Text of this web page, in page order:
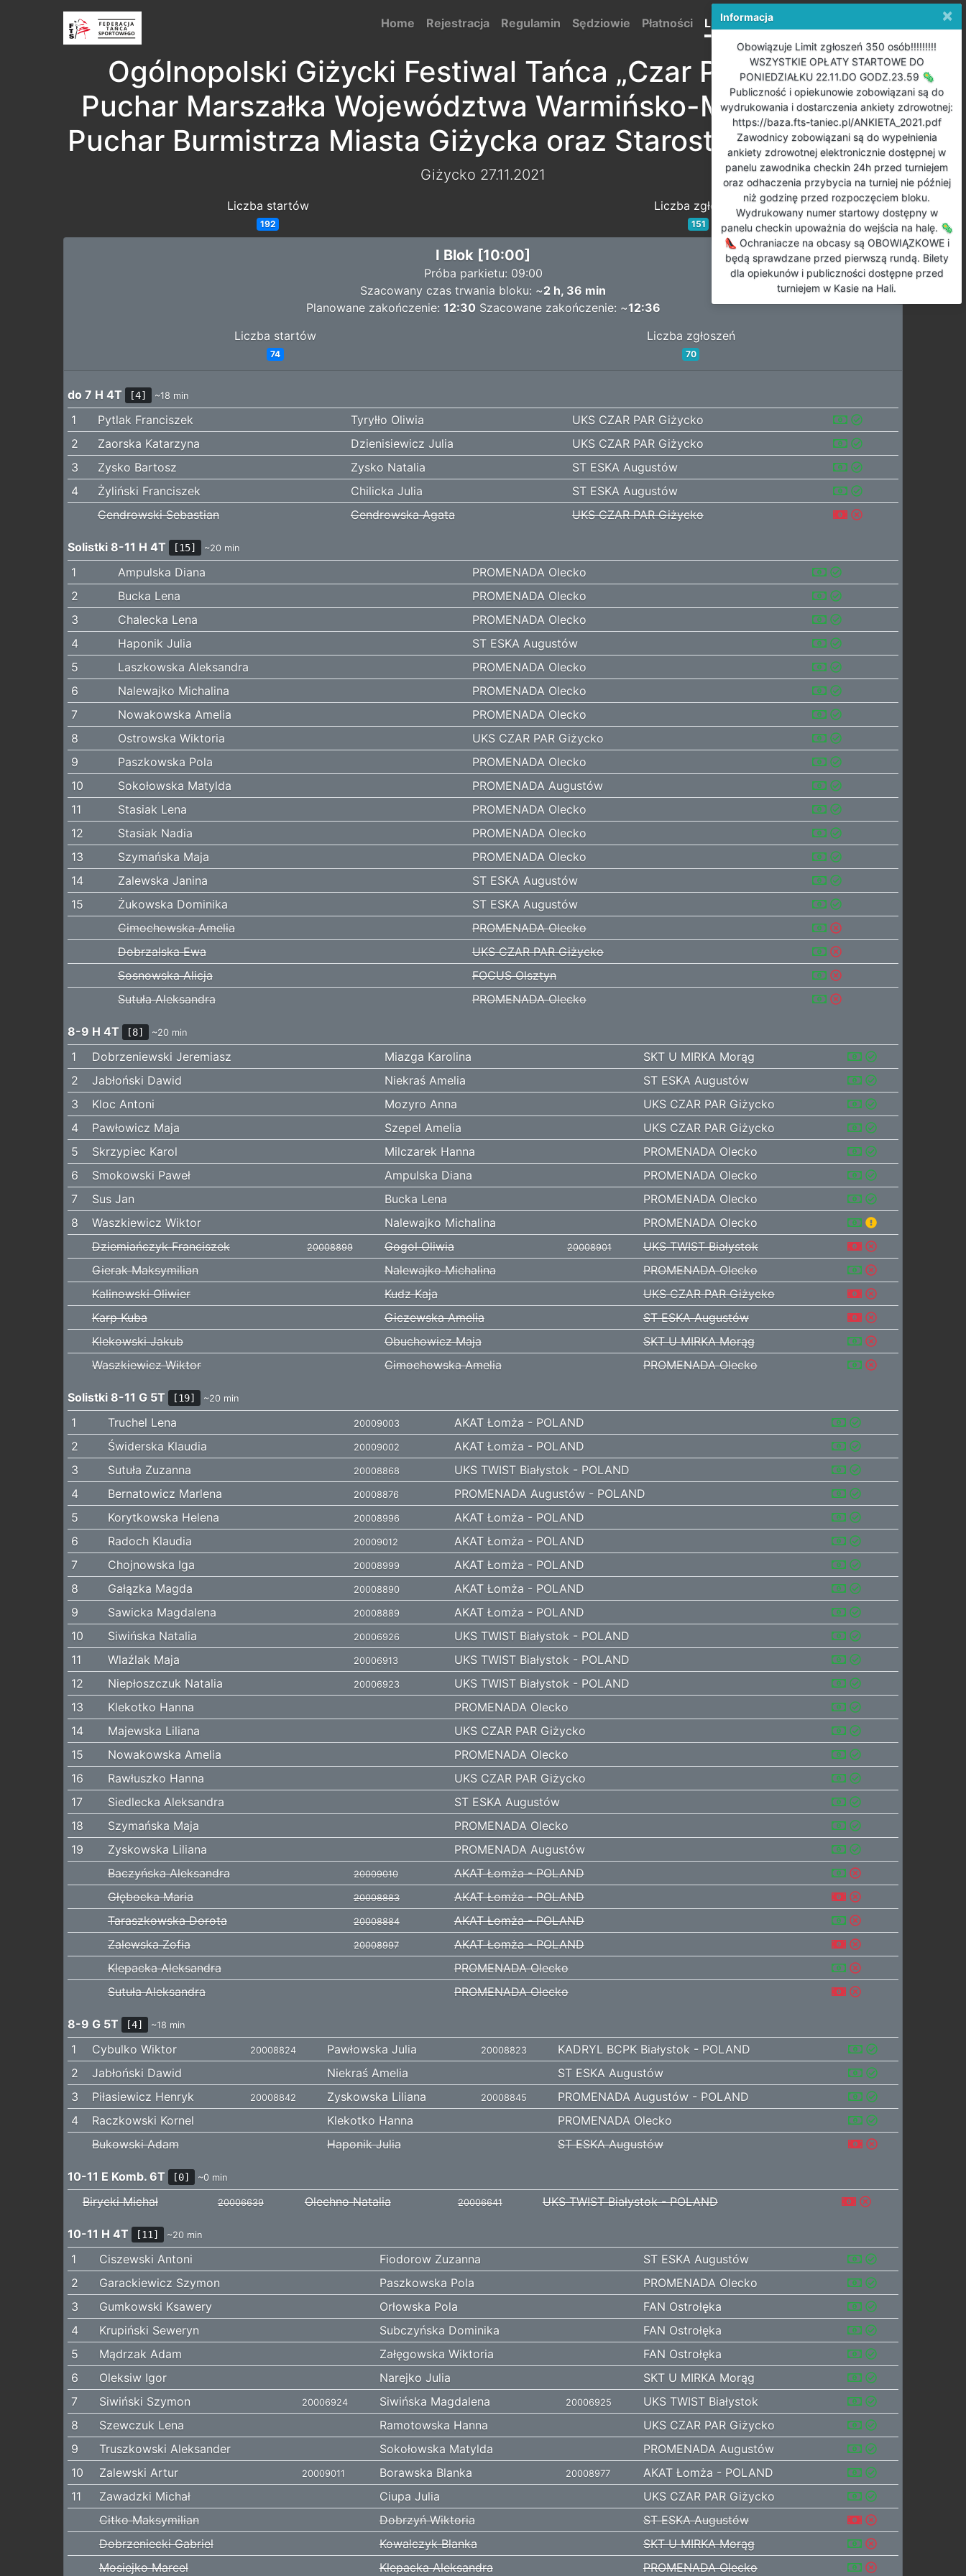
Informacja ×
Obowiązuje Limit zgłoszeń 350 osób!!!!!!!!!
WSZYSTKIE OPŁATY STARTOWE DO
PONIEDZIAŁKU 22.11.DO GODZ.23.59 🦠
Publiczność i opiekunowie zobowiązani są do
wydrukowania i dostarczenia ankiety zdrowotnej:
https://baza.fts-taniec.pl/ANKIETA_2021.pdf
Zawodnicy zobowiązani są do wypełnienia
ankiety zdrowotnej elektronicznie dostępnej w
panelu zawodnika checkin 24h przed turniejem
oraz odhaczenia przybycia na turniej nie później
niż godzinę przed rozpoczęciem bloku.
Wydrukowany numer startowy dostępny w
panelu checkin upoważnia do wejścia na halę. 🦠
👠 Ochraniacze na obcasy są OBOWIĄZKOWE i
będą sprawdzane przed pierwszą rundą. Bilety
dla opiekunów i publiczności dostępne przed
turniejem w Kasie na Hali.
Home Rejestracja Regulamin Sędziowie Płatności Listy startowe
Ogólnopolski Giżycki Festiwal Tańca „Czar Par” 2021 o
Puchar Marszałka Województwa Warmińsko-Mazurskiego,
Puchar Burmistrza Miasta Giżycka oraz Starosty Giżyckiego.
Giżycko 27.11.2021
Liczba startów Liczba zgłoszeń
192 151
I Blok [10:00]
Próba parkietu: 09:00
Szacowany czas trwania bloku: ~2 h, 36 min
Planowane zakończenie: 12:30 Szacowane zakończenie: ~12:36
Liczba startów
Liczba zgłoszeń
74 70
do 7 H 4T [4] ~18 min
1 Pytlak Franciszek Tyryłło Oliwia
UKS CZAR PAR Giżycko
2
Zaorska Katarzyna Dzienisiewicz Julia
UKS CZAR PAR Giżycko
3
Zysko Bartosz Zysko Natalia
ST ESKA Augustów
4
Żyliński Franciszek Chilicka Julia
ST ESKA Augustów
Cendrowski Sebastian
Cendrowska Agata UKS CZAR PAR Giżycko
Solistki 8-11 H 4T [15] ~20 min
1 Ampulska Diana
PROMENADA Olecko
2
Bucka Lena
PROMENADA Olecko
3
Chalecka Lena
PROMENADA Olecko
4
Haponik Julia
ST ESKA Augustów
5
Laszkowska Aleksandra
PROMENADA Olecko
6
Nalewajko Michalina
PROMENADA Olecko
7
Nowakowska Amelia
PROMENADA Olecko
8
Ostrowska Wiktoria
UKS CZAR PAR Giżycko
9
Paszkowska Pola
PROMENADA Olecko
10
Sokołowska Matylda
PROMENADA Augustów
11
Stasiak Lena
PROMENADA Olecko
12
Stasiak Nadia
PROMENADA Olecko
13
Szymańska Maja
PROMENADA Olecko
14
Zalewska Janina
ST ESKA Augustów
15
Żukowska Dominika
ST ESKA Augustów
Cimochowska Amelia
PROMENADA Olecko
Dobrzalska Ewa
UKS CZAR PAR Giżycko
Sosnowska Alicja
FOCUS Olsztyn
Sutuła Aleksandra
PROMENADA Olecko
8-9 H 4T [8] ~20 min
1 Dobrzeniewski Jeremiasz Miazga Karolina
SKT U MIRKA Morąg
2
Jabłoński Dawid Niekraś Amelia
ST ESKA Augustów
3
Kloc Antoni Mozyro Anna
UKS CZAR PAR Giżycko
4
Pawłowicz Maja Szepel Amelia
UKS CZAR PAR Giżycko
5
Skrzypiec Karol Milczarek Hanna
PROMENADA Olecko
6
Smokowski Paweł Ampulska Diana
PROMENADA Olecko
7
Sus Jan Bucka Lena
PROMENADA Olecko
8
Waszkiewicz Wiktor Nalewajko Michalina
PROMENADA Olecko
Dziemiańczyk Franciszek
20008899 Gogol Oliwia 20008901
UKS TWIST Białystok
Gierak Maksymilian
Nalewajko Michalina
PROMENADA Olecko
Kalinowski Oliwier
Kudz Kaja
UKS CZAR PAR Giżycko
Karp Kuba
Giczewska Amelia
ST ESKA Augustów
Klekowski Jakub
Obuchowicz Maja
SKT U MIRKA Morąg
Waszkiewicz Wiktor
Cimochowska Amelia PROMENADA Olecko
Solistki 8-11 G 5T [19] ~20 min
1 Truchel Lena 20009003
AKAT Łomża - POLAND
2
Świderska Klaudia 20009002
AKAT Łomża - POLAND
3
Sutuła Zuzanna 20008868
UKS TWIST Białystok - POLAND
4
Bernatowicz Marlena 20008876
PROMENADA Augustów - POLAND
5
Korytkowska Helena 20008996
AKAT Łomża - POLAND
6
Radoch Klaudia 20009012
AKAT Łomża - POLAND
7
Chojnowska Iga 20008999
AKAT Łomża - POLAND
8
Gałązka Magda 20008890
AKAT Łomża - POLAND
9
Sawicka Magdalena 20008889
AKAT Łomża - POLAND
10
Siwińska Natalia 20006926
UKS TWIST Białystok - POLAND
11
Wlaźlak Maja 20006913
UKS TWIST Białystok - POLAND
12
Niepłoszczuk Natalia 20006923
UKS TWIST Białystok - POLAND
13
Klekotko Hanna
PROMENADA Olecko
14
Majewska Liliana
UKS CZAR PAR Giżycko
15
Nowakowska Amelia
PROMENADA Olecko
16
Rawłuszko Hanna
UKS CZAR PAR Giżycko
17
Siedlecka Aleksandra
ST ESKA Augustów
18
Szymańska Maja
PROMENADA Olecko
19
Zyskowska Liliana
PROMENADA Augustów
Baczyńska Aleksandra
20009010
AKAT Łomża - POLAND
Głębocka Maria
20008883
AKAT Łomża - POLAND
Taraszkowska Dorota
20008884
AKAT Łomża - POLAND
Zalewska Zofia
20008997
AKAT Łomża - POLAND
Klepacka Aleksandra
PROMENADA Olecko
Sutuła Aleksandra
PROMENADA Olecko
8-9 G 5T [4] ~18 min
1 Cybulko Wiktor 20008824 Pawłowska Julia 20008823
KADRYL BCPK Białystok - POLAND
2
Jabłoński Dawid Niekraś Amelia
ST ESKA Augustów
3
Piłasiewicz Henryk 20008842 Zyskowska Liliana 20008845
PROMENADA Augustów - POLAND
4
Raczkowski Kornel Klekotko Hanna
PROMENADA Olecko
Bukowski Adam
Haponik Julia ST ESKA Augustów
10-11 E Komb. 6T [0] ~0 min
Birycki Michał 20006639 Olechno Natalia 20006641 UKS TWIST Białystok - POLAND
10-11 H 4T [11] ~20 min
1 Ciszewski Antoni Fiodorow Zuzanna
ST ESKA Augustów
2
Garackiewicz Szymon Paszkowska Pola
PROMENADA Olecko
3
Gumkowski Ksawery Orłowska Pola
FAN Ostrołęka
4
Krupiński Seweryn Subczyńska Dominika
FAN Ostrołęka
5
Mądrzak Adam Załęgowska Wiktoria
FAN Ostrołęka
6
Oleksiw Igor Narejko Julia
SKT U MIRKA Morąg
7
Siwiński Szymon 20006924 Siwińska Magdalena 20006925
UKS TWIST Białystok
8
Szewczuk Lena Ramotowska Hanna
UKS CZAR PAR Giżycko
9
Truszkowski Aleksander Sokołowska Matylda
PROMENADA Augustów
10
Zalewski Artur 20009011 Borawska Blanka 20008977
AKAT Łomża - POLAND
11
Zawadzki Michał Ciupa Julia
UKS CZAR PAR Giżycko
Citko Maksymilian
Dobrzyń Wiktoria
ST ESKA Augustów
Dobrzeniecki Gabriel
Kowalczyk Blanka
SKT U MIRKA Morąg
Mosiejko Marcel
Klepacka Aleksandra PROMENADA Olecko